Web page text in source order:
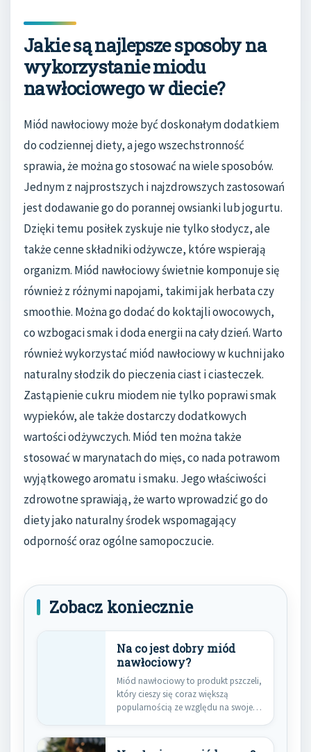
Jakie są najlepsze sposoby na
wykorzystanie miodu
nawłociowego w diecie?
Miód nawłociowy może być doskonałym dodatkiem
do codziennej diety, a jego wszechstronność
sprawia, że można go stosować na wiele sposobów.
Jednym z najprostszych i najzdrowszych zastosowań
jest dodawanie go do porannej owsianki lub jogurtu.
Dzięki temu posiłek zyskuje nie tylko słodycz, ale
także cenne składniki odżywcze, które wspierają
organizm. Miód nawłociowy świetnie komponuje się
również z różnymi napojami, takimi jak herbata czy
smoothie. Można go dodać do koktajli owocowych,
co wzbogaci smak i doda energii na cały dzień. Warto
również wykorzystać miód nawłociowy w kuchni jako
naturalny słodzik do pieczenia ciast i ciasteczek.
Zastąpienie cukru miodem nie tylko poprawi smak
wypieków, ale także dostarczy dodatkowych
wartości odżywczych. Miód ten można także
stosować w marynatach do mięs, co nada potrawom
wyjątkowego aromatu i smaku. Jego właściwości
zdrowotne sprawiają, że warto wprowadzić go do
diety jako naturalny środek wspomagający
odporność oraz ogólne samopoczucie.
Zobacz koniecznie
Na co jest dobry miód
nawłociowy?
Miód nawłociowy to produkt pszczeli,
który cieszy się coraz większą
popularnością ze względu na swoje…